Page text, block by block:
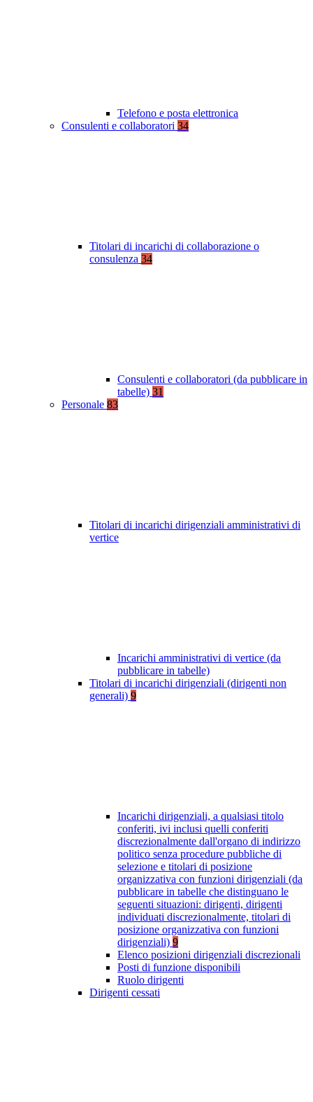
Telefono e posta elettronica
Consulenti e collaboratori 34
Titolari di incarichi di collaborazione o
consulenza 34
Consulenti e collaboratori (da pubblicare in
tabelle) 31
Personale 83
Titolari di incarichi dirigenziali amministrativi di
vertice
Incarichi amministrativi di vertice (da
pubblicare in tabelle)
Titolari di incarichi dirigenziali (dirigenti non
generali) 9
Incarichi dirigenziali, a qualsiasi titolo
conferiti, ivi inclusi quelli conferiti
discrezionalmente dall'organo di indirizzo
politico senza procedure pubbliche di
selezione e titolari di posizione
organizzativa con funzioni dirigenziali (da
pubblicare in tabelle che distinguano le
seguenti situazioni: dirigenti, dirigenti
individuati discrezionalmente, titolari di
posizione organizzativa con funzioni
dirigenziali) 9
Elenco posizioni dirigenziali discrezionali
Posti di funzione disponibili
Ruolo dirigenti
Dirigenti cessati